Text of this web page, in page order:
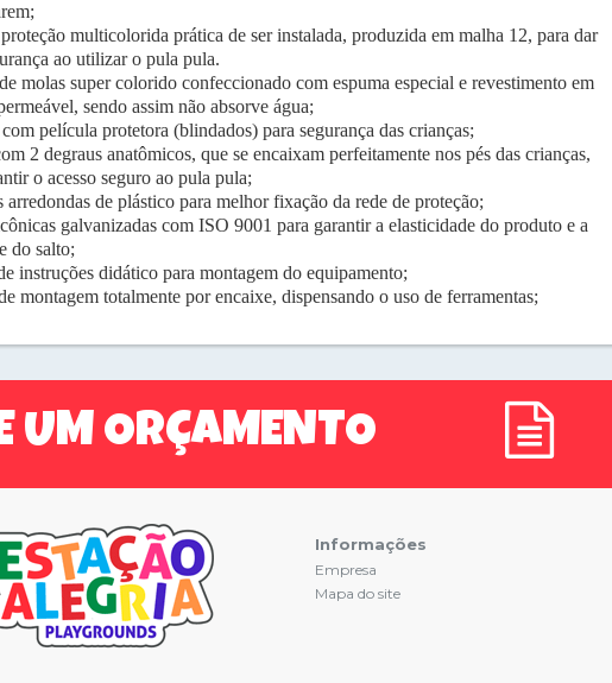
multicolorida prática de ser instalada, produzida em malha 12, para dar
ao utilizar o pula pula.
molas super colorido confeccionado com espuma especial e revestimento em
sendo assim não absorve água;
película protetora (blindados) para segurança das crianças;
2 degraus anatômicos, que se encaixam perfeitamente nos pés das crianças,
o acesso seguro ao pula pula;
arredondas de plástico para melhor fixação da rede de proteção;
galvanizadas com ISO 9001 para garantir a elasticidade do produto e a
do salto;
instruções didático para montagem do equipamento;
montagem totalmente por encaixe, dispensando o uso de ferramentas;
UM ORÇAMENTO
Informações
Empresa
Mapa do site